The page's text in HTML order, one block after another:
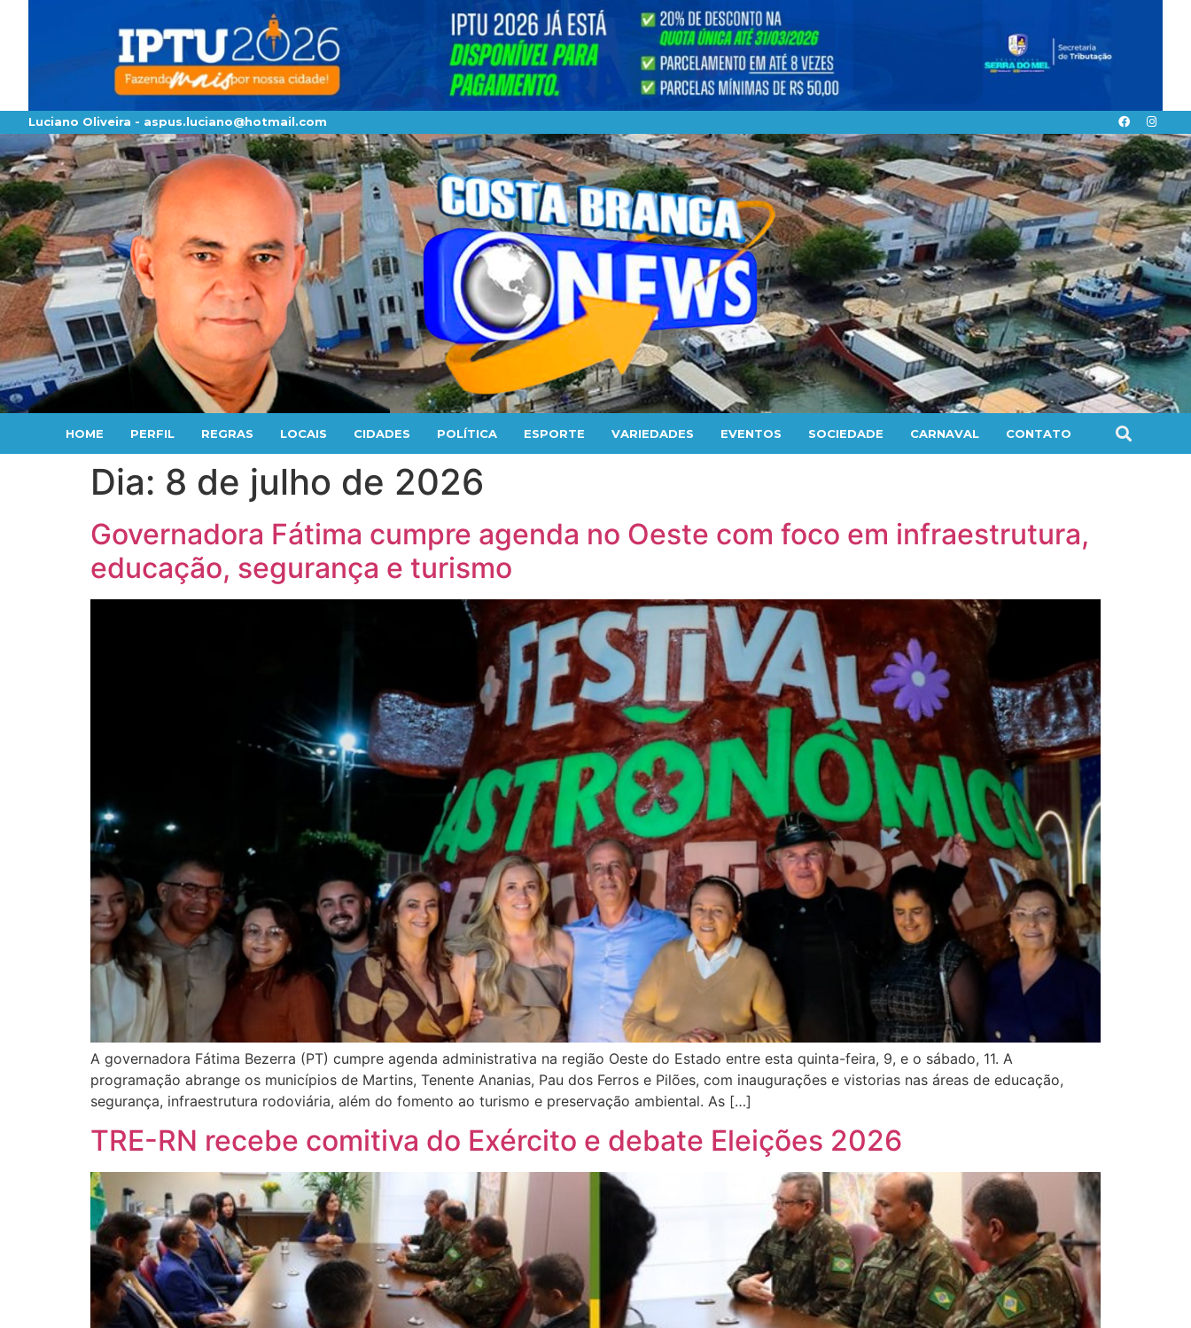
Luciano Oliveira - aspus.luciano@hotmail.com
HOME PERFIL REGRAS LOCAIS CIDADES POLÍTICA ESPORTE VARIEDADES EVENTOS SOCIEDADE CARNAVAL CONTATO
Dia: 8 de julho de 2026
Governadora Fátima cumpre agenda no Oeste com foco em infraestrutura,
educação, segurança e turismo
A governadora Fátima Bezerra (PT) cumpre agenda administrativa na região Oeste do Estado entre esta quinta-feira, 9, e o sábado, 11. A
programação abrange os municípios de Martins, Tenente Ananias, Pau dos Ferros e Pilões, com inaugurações e vistorias nas áreas de educação,
segurança, infraestrutura rodoviária, além do fomento ao turismo e preservação ambiental. As […]
TRE-RN recebe comitiva do Exército e debate Eleições 2026